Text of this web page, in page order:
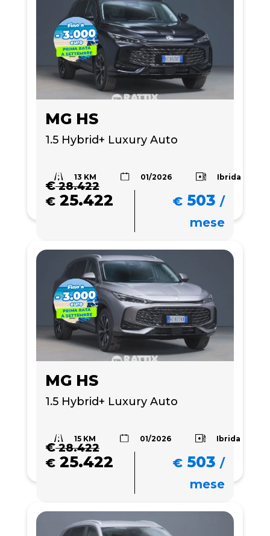
MG HS
1.5 Hybrid+ Luxury Auto
13 KM 01/2026 Ibrida
€28.422
€ 25.422 € 503 /
mese
MG HS
1.5 Hybrid+ Luxury Auto
15 KM 01/2026 Ibrida
€28.422
€ 25.422 € 503 /
mese